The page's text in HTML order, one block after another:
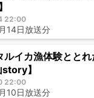
22:00
14日放送分
イカ漁体験とと
】
22:00
10日放送分